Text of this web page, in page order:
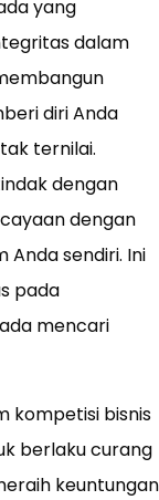
yang
dalam
diri Anda
ternilai.
dengan
dengan
Anda sendiri. Ini
pada
mencari
kompetisi bisnis
berlaku curang